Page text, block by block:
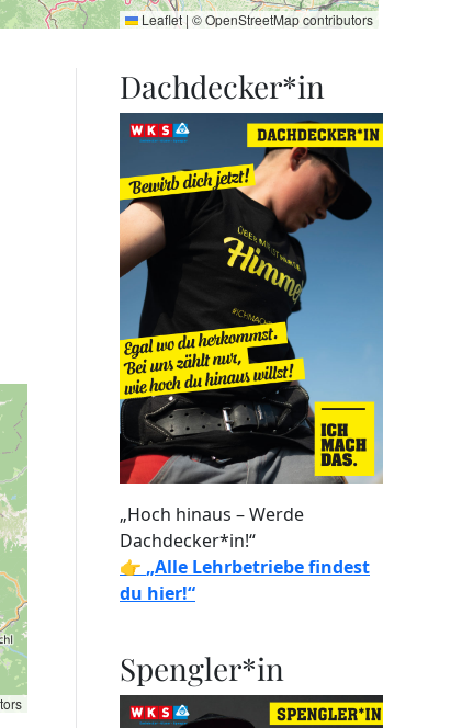
Leaflet | ©OpenStreetMapcontributors
Dachdecker*in
„Hoch hinaus – Werde
Dachdecker*in!“
👉 „Alle Lehrbetriebe findest
du hier!“
Spengler*in